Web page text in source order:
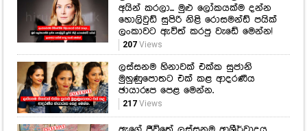
අයින් කරලා... මුළු ලෝකයක්ම දන්න
හොලිවුඩ් සුපිරි නිළි රොසමන්ඩ් පයික්
ලංකාවට ඇවිත් කරපු වැඩේ මෙන්න!
207Views
ලස්සනම හිනාවක් එක්ක සුජානි
මුහුණුපොතට එක් කළ ආදරණීය
ඡායාරූප පෙළ මෙන්න.
217Views